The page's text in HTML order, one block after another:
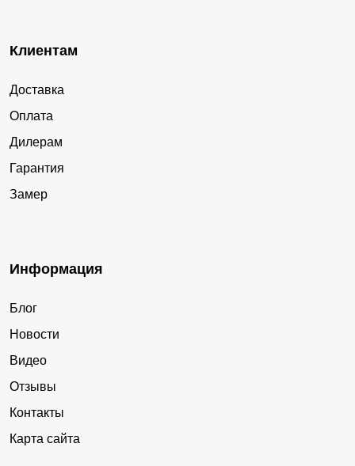
Клиентам
Доставка
Оплата
Дилерам
Гарантия
Замер
Информация
Блог
Новости
Видео
Отзывы
Контакты
Карта сайта